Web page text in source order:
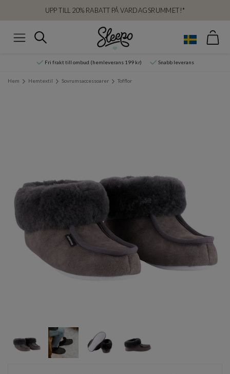
UPP TILL 20% RABATT PÅ VARDAGSRUMMET!*
Sök
Fri frakt till ombud (hemleverans 199 kr) Snabb leverans
Hem Hemtextil Sovrumsaccessoarer Tofflor